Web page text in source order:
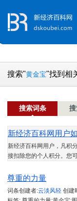
搜索"黄金宝"找到相
搜索词条
新经济百科网用户
新经济百科网用户，凡积
接扣除您的个人积分。您
尊重的力量
词条创建者:云淡风轻 创建